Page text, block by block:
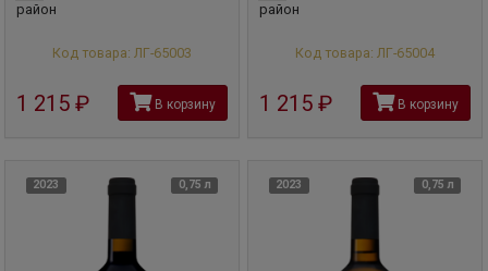
район
Код товара: ЛГ-65003
1 215 руб В корзину
район
Код товара: ЛГ-65004
1 215 руб В корзину
2023 0,75 л 2023 0,75 л